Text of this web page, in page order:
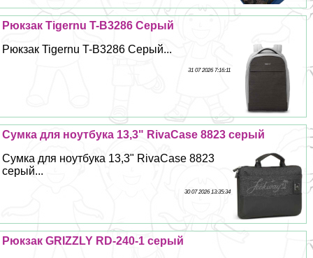
Рюкзак Tigernu T-B3286 Серый
Рюкзак Tigernu T-B3286 Серый...
31 07 2026 7:16:11
Сумка для ноутбука 13,3" RivaCase 8823 серый
Сумка для ноутбука 13,3" RivaCase 8823
серый...
30 07 2026 13:35:34
Рюкзак GRIZZLY RD-240-1 серый